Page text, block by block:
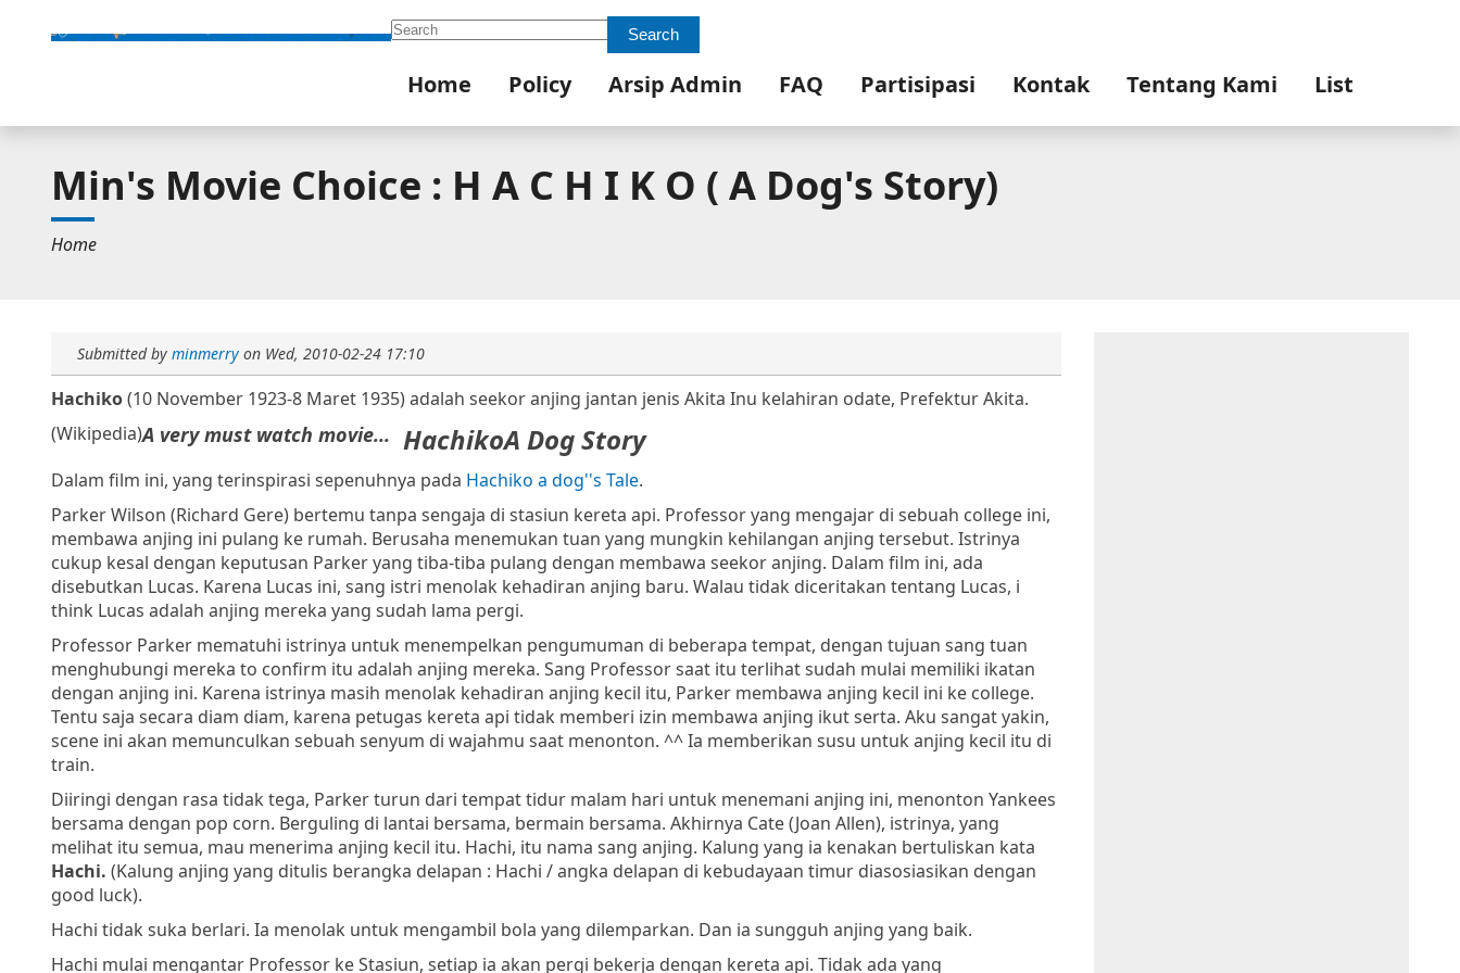
Search Search
Home Policy Arsip Admin FAQ Partisipasi Kontak Tentang Kami List
Min's Movie Choice : H A C H I K O ( A Dog's Story)
Home
Submitted by minmerry on Wed, 2010-02-24 17:10
Hachiko(10 November 1923-8 Maret 1935) adalah seekor anjing jantan jenis Akita Inu kelahiran odate, Prefektur Akita.
(Wikipedia)A very must watch movie... HachikoA Dog Story
Dalam film ini, yang terinspirasi sepenuhnya pada Hachiko a dog''s Tale.
Parker Wilson (Richard Gere) bertemu tanpa sengaja di stasiun kereta api. Professor yang mengajar di sebuah college ini,
membawa anjing ini pulang ke rumah. Berusaha menemukan tuan yang mungkin kehilangan anjing tersebut. Istrinya
cukup kesal dengan keputusan Parker yang tiba-tiba pulang dengan membawa seekor anjing. Dalam film ini, ada
disebutkan Lucas. Karena Lucas ini, sang istri menolak kehadiran anjing baru. Walau tidak diceritakan tentang Lucas, i
think Lucas adalah anjing mereka yang sudah lama pergi.
Professor Parker mematuhi istrinya untuk menempelkan pengumuman di beberapa tempat, dengan tujuan sang tuan
menghubungi mereka to confirm itu adalah anjing mereka. Sang Professor saat itu terlihat sudah mulai memiliki ikatan
dengan anjing ini. Karena istrinya masih menolak kehadiran anjing kecil itu, Parker membawa anjing kecil ini ke college.
Tentu saja secara diam diam, karena petugas kereta api tidak memberi izin membawa anjing ikut serta. Aku sangat yakin,
scene ini akan memunculkan sebuah senyum di wajahmu saat menonton. ^^ Ia memberikan susu untuk anjing kecil itu di
train.
Diiringi dengan rasa tidak tega, Parker turun dari tempat tidur malam hari untuk menemani anjing ini, menonton Yankees
bersama dengan pop corn. Berguling di lantai bersama, bermain bersama. Akhirnya Cate (Joan Allen), istrinya, yang
melihat itu semua, mau menerima anjing kecil itu. Hachi, itu nama sang anjing. Kalung yang ia kenakan bertuliskan kata
Hachi. (Kalung anjing yang ditulis berangka delapan : Hachi / angka delapan di kebudayaan timur diasosiasikan dengan
good luck).
Hachi tidak suka berlari. Ia menolak untuk mengambil bola yang dilemparkan. Dan ia sungguh anjing yang baik.
Hachi mulai mengantar Professor ke Stasiun, setiap ia akan pergi bekerja dengan kereta api. Tidak ada yang